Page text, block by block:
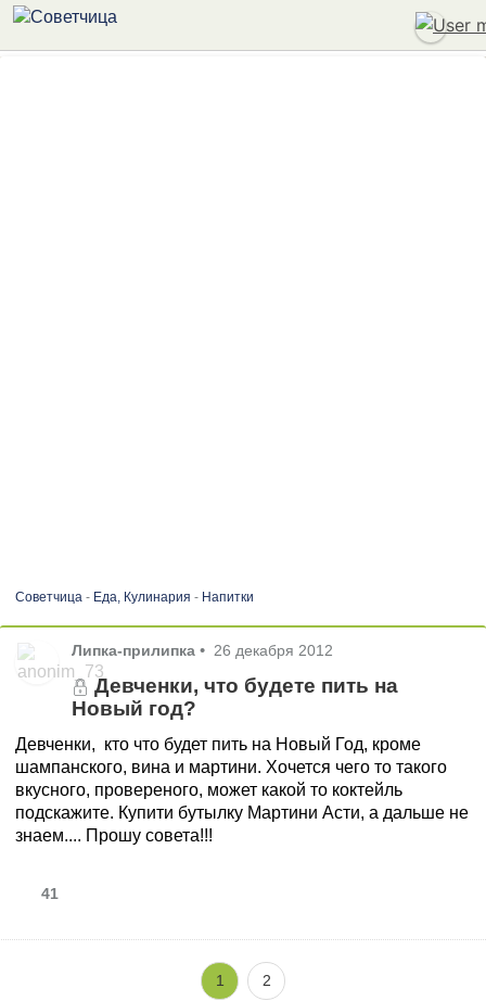
Советчица- Еда, Кулинария - Напитки
Липка-прилипка • 26 декабря 2012
Девченки, что будете пить на
Новый год?
Девченки, кто что будет пить на Новый Год, кроме
шампанского, вина и мартини. Хочется чего то такого
вкусного, провереного, может какой то коктейль
подскажите. Купити бутылку Мартини Асти, а дальше не
знаем.... Прошу совета!!!
41
1 2